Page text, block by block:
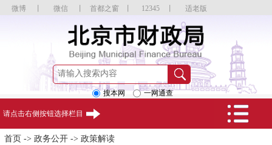
微博 微信 12345 适老版
首都之窗
搜本网 一网通查
请点击右侧按钮选择栏目
首页 -> 政务公开-> 政策解读